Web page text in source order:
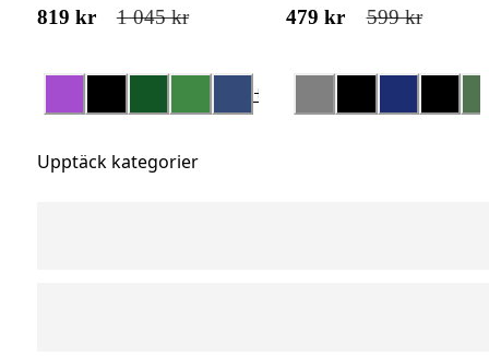
819 kr 1 045 kr
+
479 kr 599 kr
Upptäck kategorier